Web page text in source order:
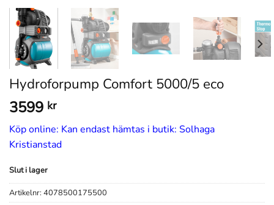
Hydroforpump Comfort 5000/5 eco
3599 kr
Köp online: Kan endast hämtas i butik: Solhaga
Kristianstad
Slut i lager
Artikelnr: 4078500175500